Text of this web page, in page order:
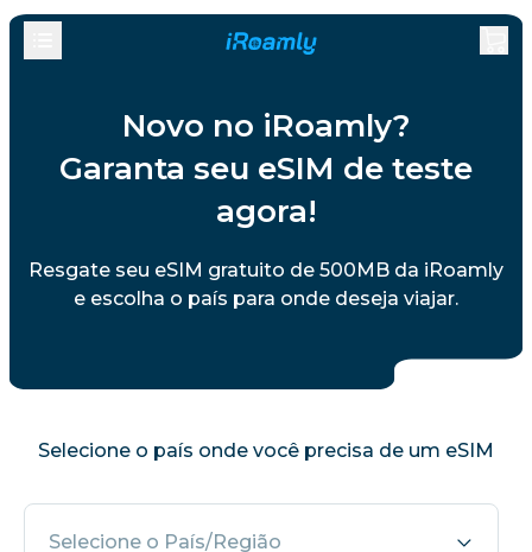
Novo no iRoamly?
Garanta seu eSIM de teste
agora!
Resgate seu eSIM gratuito de 500MB da iRoamly
e escolha o país para onde deseja viajar.
Selecione o país onde você precisa de um eSIM
Selecione o País/Região